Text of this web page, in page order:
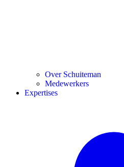
Over Schuiteman
Medewerkers
Expertises